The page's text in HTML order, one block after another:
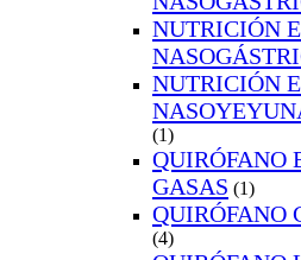
NUTRICIÓN
NUTRICIÓN
(1)
QUIRÓFANO
GASAS (1)
QUIRÓFANO
(4)